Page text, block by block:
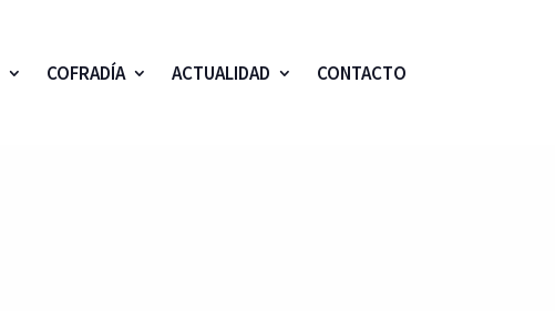
COFRADÍA ACTUALIDAD CONTACTO